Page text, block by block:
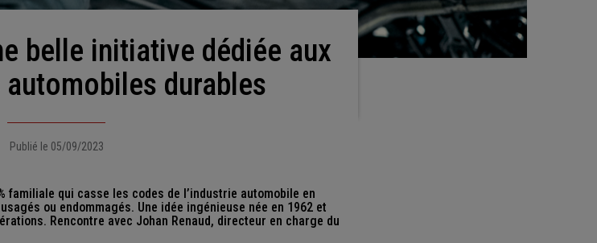
durables
Publié le 05/09/2023
familiale qui casse les codes de l’industrie automobile en
ou endommagés. Une idée ingénieuse née en 1962 et
Rencontre avec Johan Renaud, directeur en charge du